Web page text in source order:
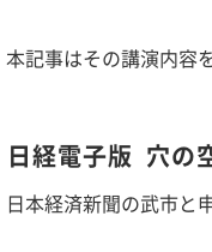
本記事はその講演内容
日経電子版 穴の
日本経済新聞の武市と